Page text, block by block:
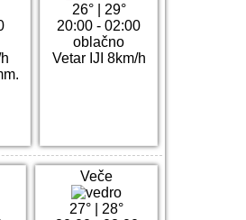
26°| 29°
20:00 - 02:00
oblačno
Vetar IJI 8km/h
Veče
27°
28°